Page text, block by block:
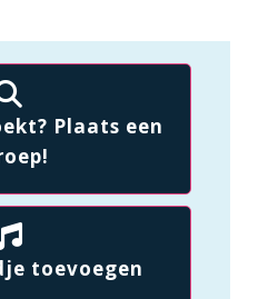
Plaats een
toevoegen